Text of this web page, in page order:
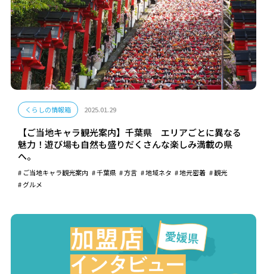
くらしの情報箱 2025.01.29
【ご当地キャラ観光案内】千葉県 エリアごとに異なる
魅力！遊び場も自然も盛りだくさんな楽しみ満載の県
へ。
ご当地キャラ観光案内 千葉県 方言 地域ネタ 地元密着
観光
グルメ